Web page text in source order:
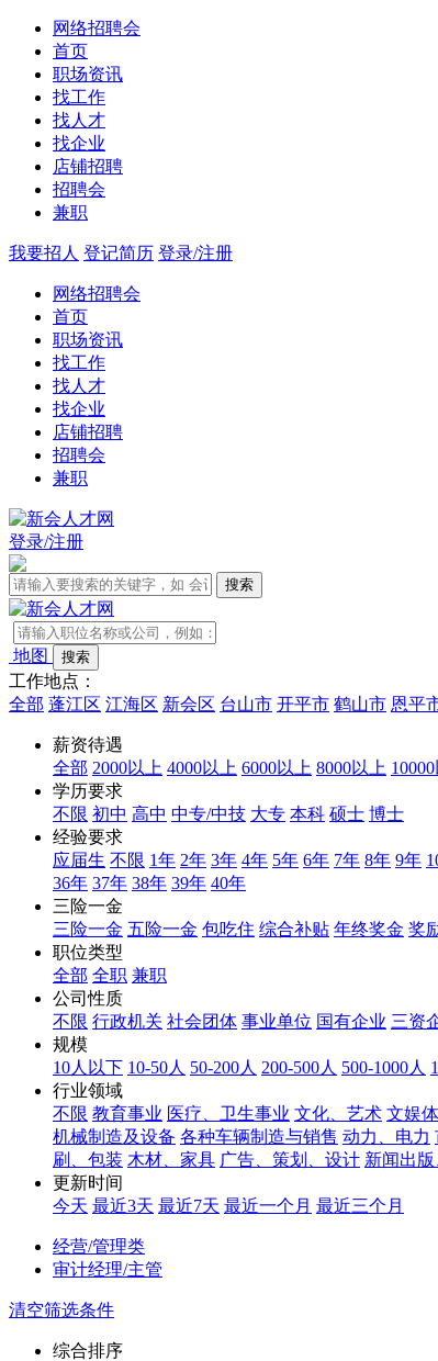
网络招聘会
首页
职场资讯
找工作
找人才
找企业
店铺招聘
招聘会
兼职
我要招人 登记简历 登录/注册
网络招聘会
首页
职场资讯
找工作
找人才
找企业
店铺招聘
招聘会
兼职
登录/注册
地图
工作地点：
全部 蓬江区 江海区 新会区 台山市 开平市 鹤山市 恩平
薪资待遇
全部 2000以上 4000以上 6000以上 8000以上
学历要求
不限 初中 高中 中专/中技 大专 本科 硕士 博士
经验要求
应届生 不限 1年 2年 3年 4年 5年 6年 7年 8年 9年
36年 37年 38年 39年 40年
三险一金
三险一金 五险一金 包吃住 综合补贴 年终奖金 奖
职位类型
全部 全职 兼职
公司性质
不限 行政机关 社会团体 事业单位 国有企业 三资
规模
10人以下 10-50人 50-200人 200-500人 500-1000人
行业领域
不限 教育事业 医疗、卫生事业 文化、艺术 文娱
机械制造及设备 各种车辆制造与销售 动力、电力
刷、包装 木材、家具 广告、策划、设计 新闻出
更新时间
今天 最近3天 最近7天 最近一个月 最近三个月
经营/管理类
审计经理/主管
清空筛选条件
综合排序